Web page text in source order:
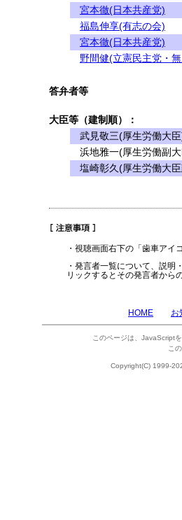
宮本徹(日本共産党)
福島伸享(有志の会)
宮本徹(日本共産党)
野間健(立憲民主党・
答弁者等
大臣等（建制順）：
武見敬三(厚生労働大
浜地雅一(厚生労働副
塩崎彰久(厚生労働大
・視聴画面右下の「歯車ア
・発言者一覧について、説
リックするとその発言者から
HOME お
このページは、JavaScript
こ
Copyright(C) 1999-